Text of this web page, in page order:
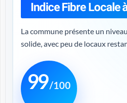
Indice Fibre Locale
La commune présente un
solide, avec peu de locaux
99/100